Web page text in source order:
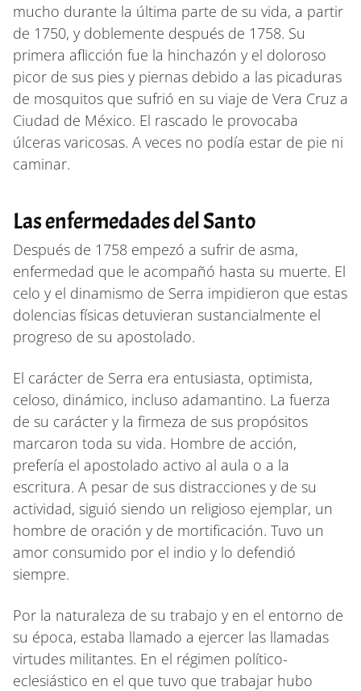
mucho durante la última parte de su vida, a partir
de 1750, y doblemente después de 1758. Su
primera aflicción fue la hinchazón y el doloroso
picor de sus pies y piernas debido a las picaduras
de mosquitos que sufrió en su viaje de Vera Cruz a
Ciudad de México. El rascado le provocaba
úlceras varicosas. A veces no podía estar de pie ni
caminar.
Las enfermedades del Santo
Después de 1758 empezó a sufrir de asma,
enfermedad que le acompañó hasta su muerte. El
celo y el dinamismo de Serra impidieron que estas
dolencias físicas detuvieran sustancialmente el
progreso de su apostolado.
El carácter de Serra era entusiasta, optimista,
celoso, dinámico, incluso adamantino. La fuerza
de su carácter y la firmeza de sus propósitos
marcaron toda su vida. Hombre de acción,
prefería el apostolado activo al aula o a la
escritura. A pesar de sus distracciones y de su
actividad, siguió siendo un religioso ejemplar, un
hombre de oración y de mortificación. Tuvo un
amor consumido por el indio y lo defendió
siempre.
Por la naturaleza de su trabajo y en el entorno de
su época, estaba llamado a ejercer las llamadas
virtudes militantes. En el régimen político-
eclesiástico en el que tuvo que trabajar hubo